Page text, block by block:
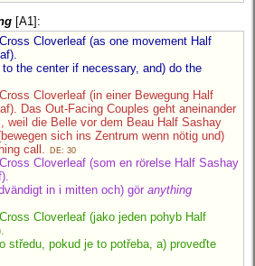
[A1]:
Cloverleaf (as one movement Half
the center if necessary, and) do the
Cloverleaf (in einer Bewegung Half
Das Out-Facing Couples geht aneinander
weil die Belle vor dem Beau Half Sashay
sich ins Zentrum wenn nötig und)
call.
DE: 30
Cloverleaf (som en rörelse Half Sashay
in i mitten och) gör anything
Cloverleaf (jako jeden pohyb Half
středu, pokud je to potřeba, a) proveďte